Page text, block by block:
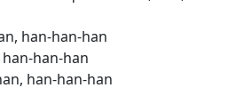
han-han-han
han-han
han-han-han